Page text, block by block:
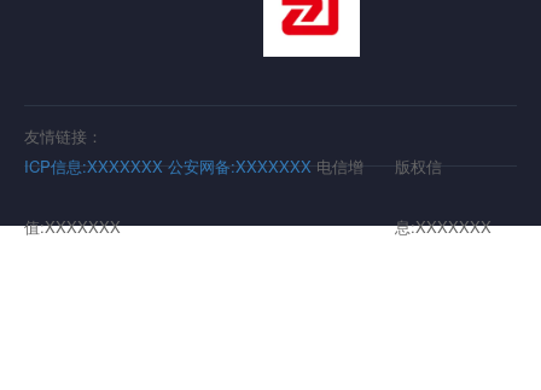
友情链接：
ICP信息:XXXXXXX 公安网备:XXXXXXX 电信增
值:XXXXXXX
版权信
息:XXXXXXX